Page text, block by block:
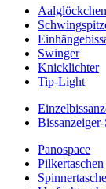
Aalglöckchen
Swinger
Knicklichter
Tip-Light
Panospace
Pilkertaschen